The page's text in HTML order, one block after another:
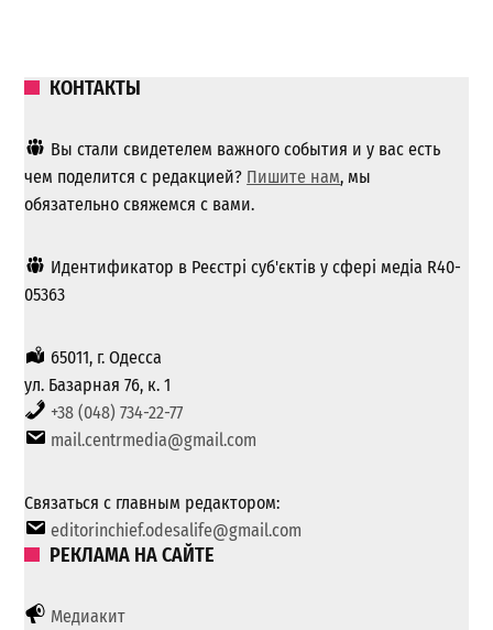
КОНТАКТЫ
Вы стали свидетелем важного события и у вас есть
чем поделится с редакцией? Пишите нам, мы
обязательно свяжемся с вами.
Идентификатор в Реєстрі суб'єктів у сфері медіа R40-
05363
65011, г. Одесса
ул. Базарная 76, к. 1
+38 (048) 734-22-77
mail.centrmedia@gmail.com
Связаться с главным редактором:
editorinchief.odesalife@gmail.com
РЕКЛАМА НА САЙТЕ
Медиакит